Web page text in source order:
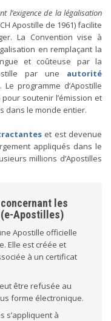
l’exigence de la légalisation
Apostille de 1961) facilite
La Convention vise à
en remplaçant la
et coûteuse par la
par une autorité
Le programme d’Apostille
soutenir l’émission et
dans le monde entier.
et est devenue
appliqués dans le
millions d’Apostilles
les
Apostilles)
Apostille officielle
Elle est créée et
à un certificat
être refusée au
forme électronique.
s’appliquent à